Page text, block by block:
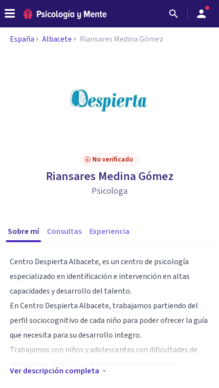
España Albacete Riansares Medina Gómez
No verificado
Riansares Medina Gómez
Psicologa
Sobre mí Consultas Experiencia
Centro Despierta Albacete, es un centro de psicología
especializado en identificación e intervención en altas
capacidades y desarrollo del talento.
En Centro Despierta Albacete, trabajamos partiendo del
perfil sociocognitivo de cada niño para poder ofrecer la guía
que necesita para su desarrollo integro.
Trabajamos con niños y adolescentes con dificultades de
Ver descripción completa